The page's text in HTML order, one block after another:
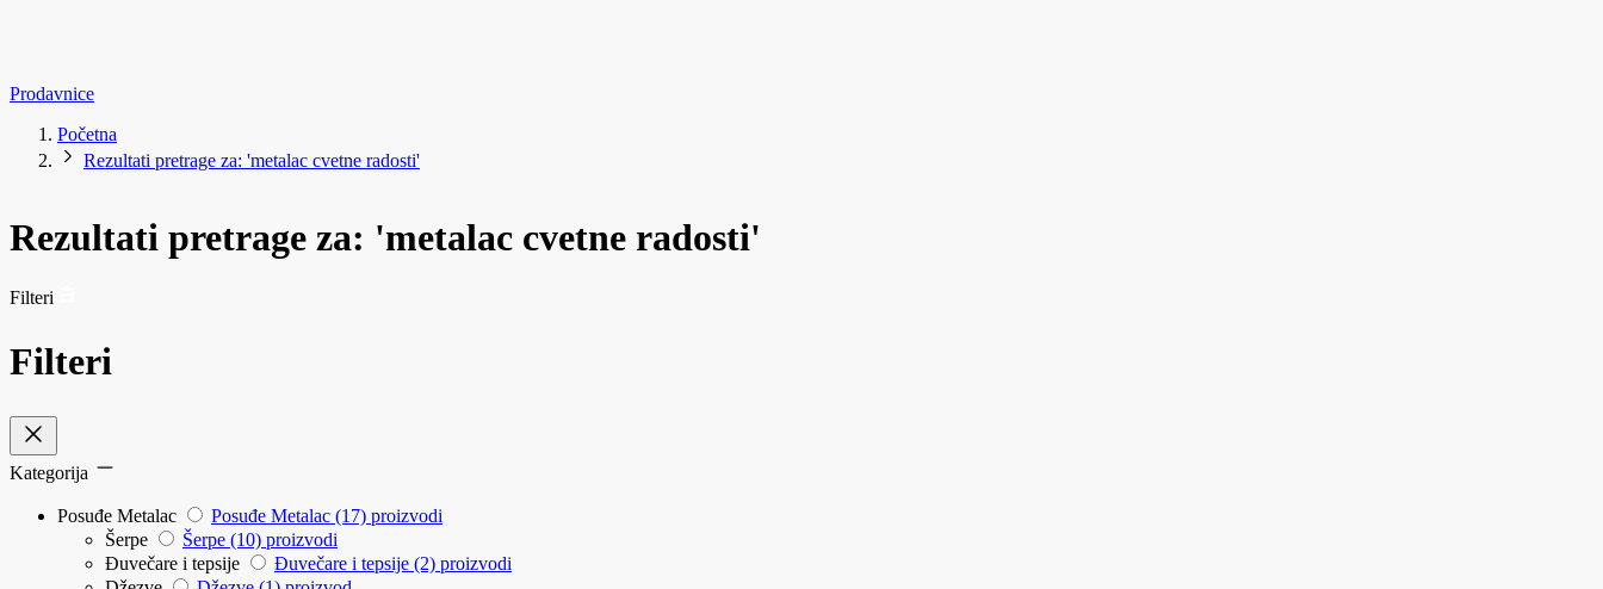
Prodavnice
Početna
Rezultati pretrage za: 'metalac cvetne radosti'
Rezultati pretrage za: 'metalac cvetne radosti'
Filteri
Filteri
Kategorija
Posuđe Metalac Posuđe Metalac (17) proizvodi
Šerpe
Šerpe (10) proizvodi
Đuvečare i tepsije
Đuvečare i tepsije (2) proizvodi